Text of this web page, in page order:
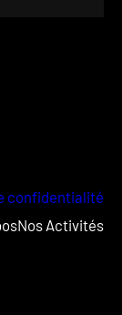
confidentialité
Nos Activités